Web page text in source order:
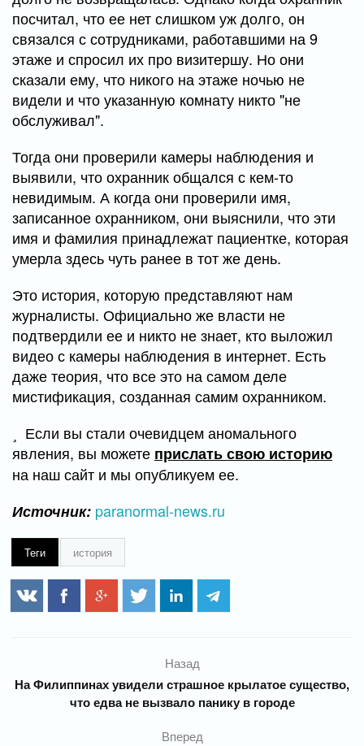
посчитал, что ее нет слишком уж долго, он
связался с сотрудниками, работавшими на 9
этаже и спросил их про визитершу. Но они
сказали ему, что никого на этаже ночью не
видели и что указанную комнату никто "не
обслуживал".
Тогда они проверили камеры наблюдения и
выявили, что охранник общался с кем-то
невидимым. А когда они проверили имя,
записанное охранником, они выяснили, что эти
имя и фамилия принадлежат пациентке, которая
умерла здесь чуть ранее в тот же день.
Это история, которую представляют нам
журналисты. Официально же власти не
подтвердили ее и никто не знает, кто выложил
видео с камеры наблюдения в интернет. Есть
даже теория, что все это на самом деле
мистификация, созданная самим охранником.
Если вы стали очевидцем аномального
явления, вы можете прислать свою историю
на наш сайт и мы опубликуем ее.
Источник: paranormal-news.ru
Теги история
Назад
На Филиппинах увидели страшное крылатое существо,
что едва не вызвало панику в городе
Вперед